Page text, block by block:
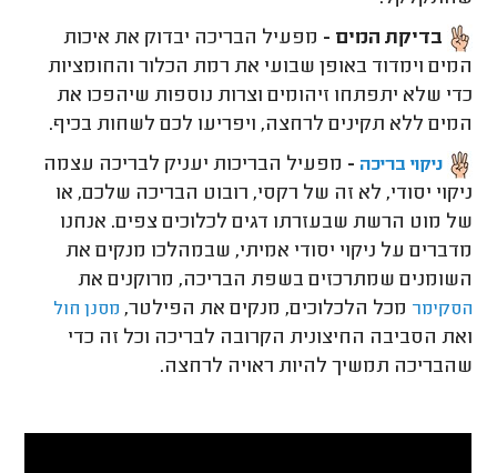
בדיקת המים - מפעיל הבריכה יבדוק את איכות
המים וימדוד באופן שבועי את רמת הכלור והחומציות
כדי שלא יתפתחו זיהומים וצרות נוספות שיהפכו את
המים ללא תקינים לרחצה, ויפריעו לכם לשחות בכיף.
ניקוי בריכה - מפעיל הבריכות יעניק לבריכה עצמה
ניקוי יסודי, לא זה של רקסי, רובוט הבריכה שלכם, או
של מוט הרשת שבעזרתו דגים לכלוכים צפים. אנחנו
מדברים על ניקוי יסודי אמיתי, שבמהלכו מנקים את
השומנים שמתרכזים בשפת הבריכה, מרוקנים את
הסקימר מכל הלכלוכים, מנקים את הפילטר, מסנן חול
ואת הסביבה החיצונית הקרובה לבריכה וכל זה כדי
שהבריכה תמשיך להיות ראויה לרחצה.